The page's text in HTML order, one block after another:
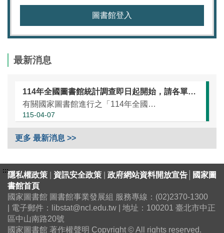
圖書館登入
最新消息
114年全國圖書館統計調查即日起開始，請各單位協助於本（115）年5月25日前完成統計資訊填報（延長至7月10日）
有關國家圖書館進行之「114年全國圖書館統計」調查，涵蓋全國大專校院圖書館、國民小學圖書館、國民中學圖書館、高級中等學校暨特殊教育學校圖書館，以及專門圖書館，藉由相關統計數據之蒐集，將有助瞭解我國各類...
115-04-07
更多 最新消息 >>
:::隱私權政策 資訊安全政策 政府網站資料開放宣告
國家圖
書館首頁
國家圖書館 圖書館事業發展組 服務專線：(02)2370-1300
| 電子郵件：libstat@ncl.edu.tw | 地址：100201 臺北市中正
區中山南路20號
國家圖書館 著作權聲明 Copyright © All rights reserved.